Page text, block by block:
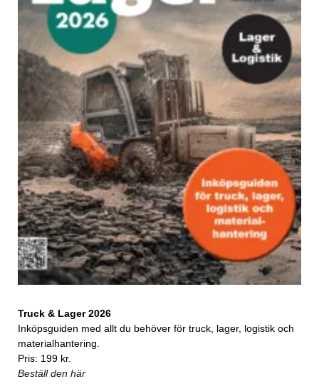
Truck & Lager 2026
Inköpsguiden med allt du behöver för truck, lager, logistik och
materialhantering.
Pris: 199 kr.
Beställ den här